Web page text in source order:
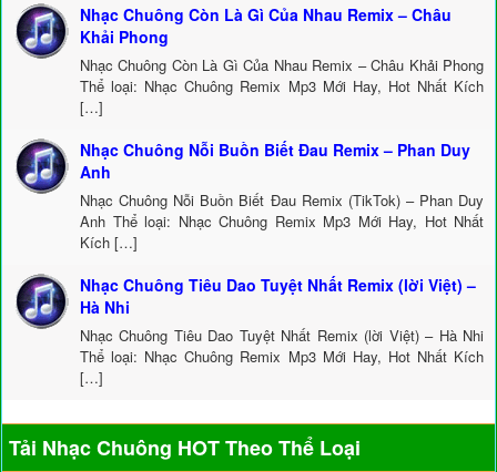
Nhạc Chuông Còn Là Gì Của Nhau Remix – Châu
Khải Phong
Nhạc Chuông Còn Là Gì Của Nhau Remix – Châu Khải Phong
Thể loại: Nhạc Chuông Remix Mp3 Mới Hay, Hot Nhất Kích
[…]
Nhạc Chuông Nỗi Buồn Biết Đau Remix – Phan Duy
Anh
Nhạc Chuông Nỗi Buồn Biết Đau Remix (TikTok) – Phan Duy
Anh Thể loại: Nhạc Chuông Remix Mp3 Mới Hay, Hot Nhất
Kích […]
Nhạc Chuông Tiêu Dao Tuyệt Nhất Remix (lời Việt) –
Hà Nhi
Nhạc Chuông Tiêu Dao Tuyệt Nhất Remix (lời Việt) – Hà Nhi
Thể loại: Nhạc Chuông Remix Mp3 Mới Hay, Hot Nhất Kích
[…]
Tải Nhạc Chuông HOT Theo Thể Loại